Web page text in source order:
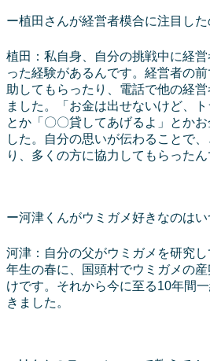
ー植田さんが経営者模合に注目した
植田：私自身、自分の挑戦中に経
った経験があるんです。経営者の
助してもらったり、電話で他の経
ました。「お金は出せないけど、ト
とか「〇〇貸してあげるよ」とか
した。自分の思いが伝わることで
り、多くの方に協力してもらったん
ー河津くんがウミガメ好きなのはい
河津：自分の父がウミガメを研究
年生の春に、国頭村でウミガメの
けです。それから今に至る10年間
きました。